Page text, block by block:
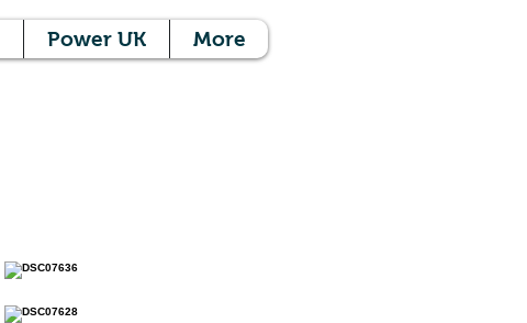
Power UK More